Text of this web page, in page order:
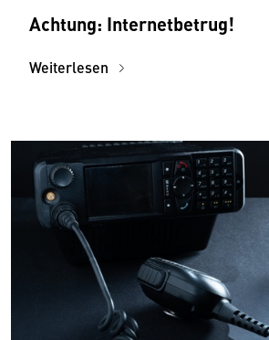
Achtung: Internetbetrug!
Weiterlesen